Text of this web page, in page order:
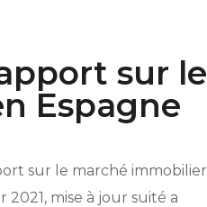
sur le
Espagne
sur le marché immobilier
mise à jour suité a